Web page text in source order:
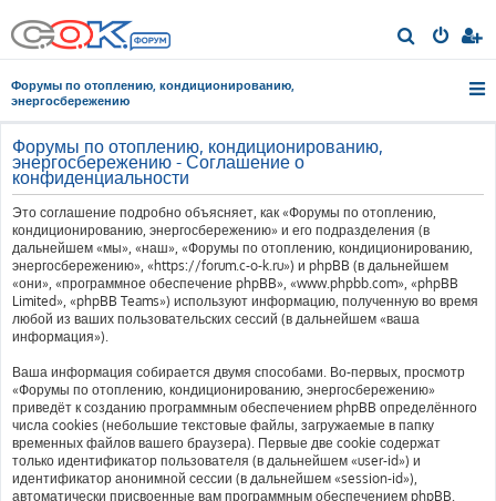
о
Форумы по отоплению, кондиционированию,
энергосбережению
Форумы по отоплению, кондиционированию,
энергосбережению - Соглашение о
конфиденциальности
Это соглашение подробно объясняет, как «Форумы по отоплению,
кондиционированию, энергосбережению» и его подразделения (в
дальнейшем «мы», «наш», «Форумы по отоплению, кондиционированию,
энергосбережению», «https://forum.c-o-k.ru») и phpBB (в дальнейшем
«они», «программное обеспечение phpBB», «www.phpbb.com», «phpBB
Limited», «phpBB Teams») используют информацию, полученную во время
любой из ваших пользовательских сессий (в дальнейшем «ваша
информация»).
Ваша информация собирается двумя способами. Во-первых, просмотр
«Форумы по отоплению, кондиционированию, энергосбережению»
приведёт к созданию программным обеспечением phpBB определённого
числа cookies (небольшие текстовые файлы, загружаемые в папку
временных файлов вашего браузера). Первые две cookie содержат
только идентификатор пользователя (в дальнейшем «user-id») и
идентификатор анонимной сессии (в дальнейшем «session-id»),
автоматически присвоенные вам программным обеспечением phpBB.